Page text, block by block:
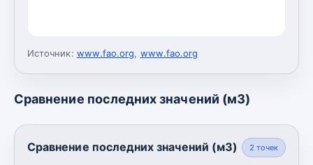
Источник: www.fao.org, www.fao.org
Сравнение последних значений (м3)
Сравнение последних значений (м3) 2 точек